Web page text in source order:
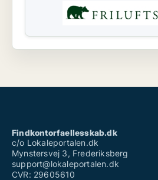
Findkontorfaellesskab.dk
c/o Lokaleportalen.dk
Mynstersvej 3, Frederiksberg
support@lokaleportalen.dk
CVR: 29605610